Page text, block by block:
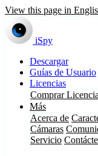
View this page in
iSpy
Descargar
Guías de Usuario
Licencias
Comprar Licencia
Más
Acerca de
Cámaras
Servicio